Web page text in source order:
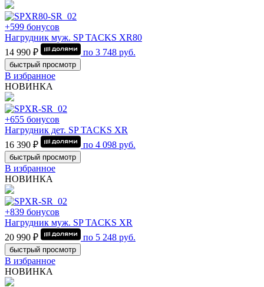
+599 бонусов
Нагрудник муж. SP TACKS XR80
14 990 ₽
по 3 748 руб.
быстрый просмотр
В избранное
НОВИНКА
+655 бонусов
Нагрудник дет. SP TACKS XR
16 390 ₽
по 4 098 руб.
быстрый просмотр
В избранное
НОВИНКА
+839 бонусов
Нагрудник муж. SP TACKS XR
20 990 ₽
по 5 248 руб.
быстрый просмотр
В избранное
НОВИНКА